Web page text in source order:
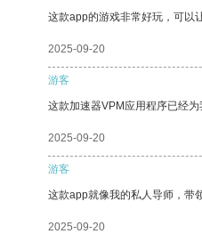
这款app的游戏非常好玩，可以
2025-09-20
游客
这款加速器VPM应用程序已经为
2025-09-20
游客
这款app就像我的私人导师，带
2025-09-20